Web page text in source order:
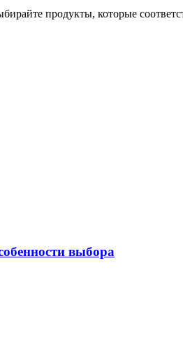
продукты, которые
выбора